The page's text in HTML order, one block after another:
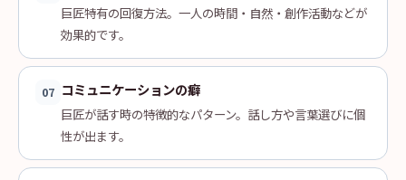
巨匠特有の回復方法。一人の時間・自然・創作活動などが
効果的です。
07 コミュニケーションの癖
巨匠が話す時の特徴的なパターン。話し方や言葉選びに個
性が出ます。